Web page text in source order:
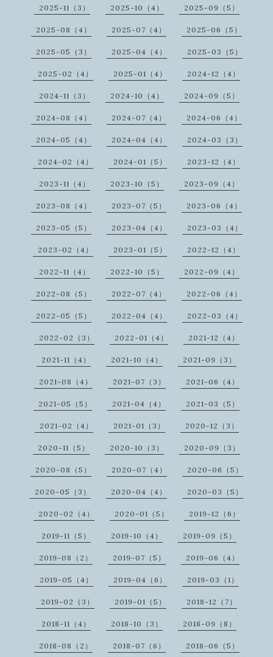
2025-11（3） 2025-10（4） 2025-09（5）
2025-08（4） 2025-07（4） 2025-06（5）
2025-05（3） 2025-04（4） 2025-03（5）
2025-02（4） 2025-01（4） 2024-12（4）
2024-11（3） 2024-10（4） 2024-09（5）
2024-08（4） 2024-07（4） 2024-06（4）
2024-05（4） 2024-04（4） 2024-03（3）
2024-02（4） 2024-01（5） 2023-12（4）
2023-11（4） 2023-10（5） 2023-09（4）
2023-08（4） 2023-07（5） 2023-06（4）
2023-05（5） 2023-04（4） 2023-03（4）
2023-02（4） 2023-01（5） 2022-12（4）
2022-11（4） 2022-10（5） 2022-09（4）
2022-08（5） 2022-07（4） 2022-06（4）
2022-05（5） 2022-04（4） 2022-03（4）
2022-02（3） 2022-01（4） 2021-12（4）
2021-11（4） 2021-10（4） 2021-09（3）
2021-08（4） 2021-07（3） 2021-06（4）
2021-05（5） 2021-04（4） 2021-03（5）
2021-02（4） 2021-01（3） 2020-12（3）
2020-11（5） 2020-10（3） 2020-09（3）
2020-08（5） 2020-07（4） 2020-06（5）
2020-05（3） 2020-04（4） 2020-03（5）
2020-02（4） 2020-01（5） 2019-12（6）
2019-11（5） 2019-10（4） 2019-09（5）
2019-08（2） 2019-07（5） 2019-06（4）
2019-05（4） 2019-04（6） 2019-03（1）
2019-02（3） 2019-01（5） 2018-12（7）
2018-11（4） 2018-10（3） 2018-09（8）
2018-08（2） 2018-07（6） 2018-06（5）